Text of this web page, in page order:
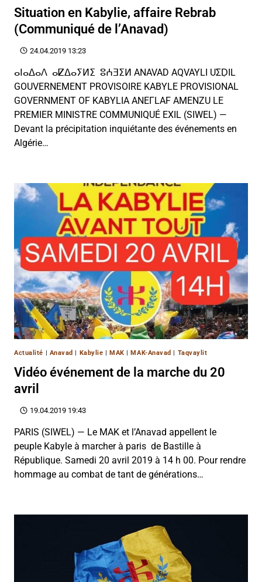
Situation en Kabylie, affaire Rebrab
(Communiqué de l’Anavad)
24.04.2019 13:23
ⴰⵏⴰⵠⴰⴷ ⴰⵇⵠⴰⵢⵍⵉ ⵓⵄⴺⵉⵍ ANAVAD AQVAYLI UΣḌIL
GOUVERNEMENT PROVISOIRE KABYLE PROVISIONAL
GOVERNMENT OF KABYLIA ANEΓLAF AMENZU LE
PREMIER MINISTRE COMMUNIQUÉ EXIL (SIWEL) —
Devant la précipitation inquiétante des événements en
Algérie…
Actualité Anavad Kabylie MAK MAK-Anavad Taqvaylit
Vidéo événement de la marche du 20
avril
19.04.2019 19:43
PARIS (SIWEL) — Le MAK et l’Anavad appellent le
peuple Kabyle à marcher à paris de Bastille à
République. Samedi 20 avril 2019 à 14 h 00. Pour rendre
hommage au combat de tant de générations…